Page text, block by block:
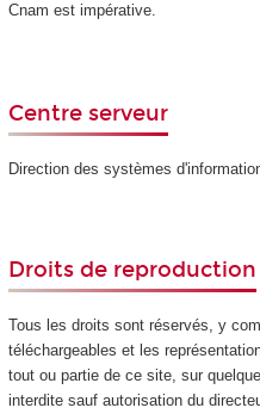
Cnam est impérative.
Centre serveur
Direction des systèmes
Droits de reproduction
Tous les droits sont réservés, y
téléchargeables et les
tout ou partie de ce site, sur
interdite sauf autorisation du